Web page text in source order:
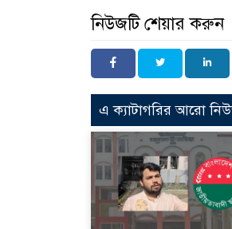
নিউজটি শেয়ার করুন
এ ক্যাটাগরির আরো